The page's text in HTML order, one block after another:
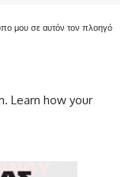
μου σε αυτόν τον πλοηγό
Learn how your